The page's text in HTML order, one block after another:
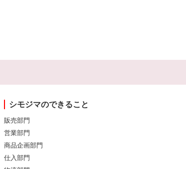
シモジマのできること
販売部門
営業部門
商品企画部門
仕入部門